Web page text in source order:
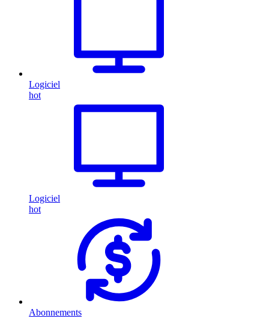
Logiciel
hot
Logiciel
hot
Abonnements